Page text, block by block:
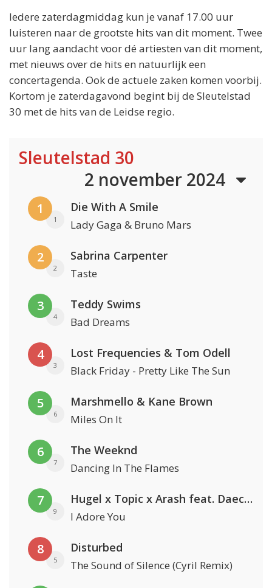
Iedere zaterdagmiddag kun je vanaf 17.00 uur
luisteren naar de grootste hits van dit moment. Twee
uur lang aandacht voor dé artiesten van dit moment,
met nieuws over de hits en natuurlijk een
concertagenda. Ook de actuele zaken komen voorbij.
Kortom je zaterdagavond begint bij de Sleutelstad
30 met de hits van de Leidse regio.
Sleutelstad 30
2 november 2024
1
1
Die With A Smile
Lady Gaga & Bruno Mars
2
2
Sabrina Carpenter
Taste
3
4
Teddy Swims
Bad Dreams
4
3
Lost Frequencies & Tom Odell
Black Friday - Pretty Like The Sun
5
6
Marshmello & Kane Brown
Miles On It
6
7
The Weeknd
Dancing In The Flames
7
9
Hugel x Topic x Arash feat. Daecolm
I Adore You
8
5
Disturbed
The Sound of Silence (Cyril Remix)